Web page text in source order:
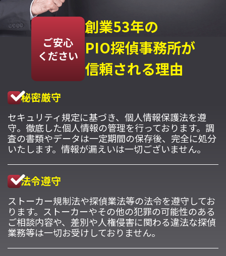
ご安心
ください
創業53年の
PIO探偵事務所が
信頼される理由
秘密厳守
セキュリティ規定に基づき、個人情報保護法を遵
守。徹底した個人情報の管理を行っております。調
査の書類やデータは一定期間の保存後、完全に処分
いたします。情報が漏えいは一切ございません。
法令遵守
ストーカー規制法や探偵業法等の法令を遵守してお
ります。ストーカーやその他の犯罪の可能性のある
ご相談内容や、差別や人権侵害に関わる違法な探偵
業務等は一切お受けしておりません。